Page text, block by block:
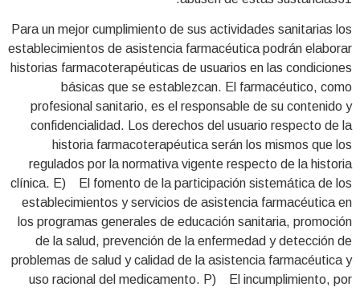
Para un mejor cumplimiento de sus actividades sanitarias los
establecimientos de asistencia farmacéutica podrán elaborar
historias farmacoterapéuticas de usuarios en las condiciones
básicas que se establezcan. El farmacéutico, como
profesional sanitario, es el responsable de su contenido y
confidencialidad. Los derechos del usuario respecto de la
historia farmacoterapéutica serán los mismos que los
regulados por la normativa vigente respecto de la historia
clínica. E) El fomento de la participación sistemática de los
establecimientos y servicios de asistencia farmacéutica en
los programas generales de educación sanitaria, promoción
de la salud, prevención de la enfermedad y detección de
problemas de salud y calidad de la asistencia farmacéutica y
uso racional del medicamento. P) El incumplimiento, por